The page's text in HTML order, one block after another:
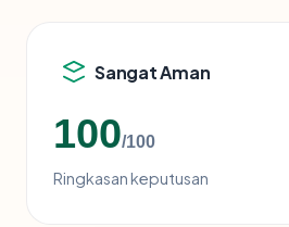
Sangat Aman
100/100
Ringkasan keputusan